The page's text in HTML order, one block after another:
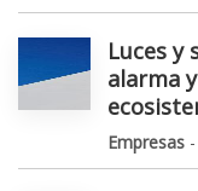
Luces y
alarma
Empresas